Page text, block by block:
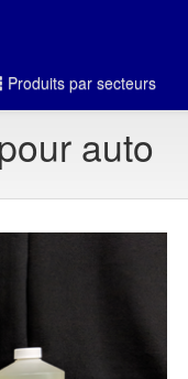
Produits par secteurs
auto